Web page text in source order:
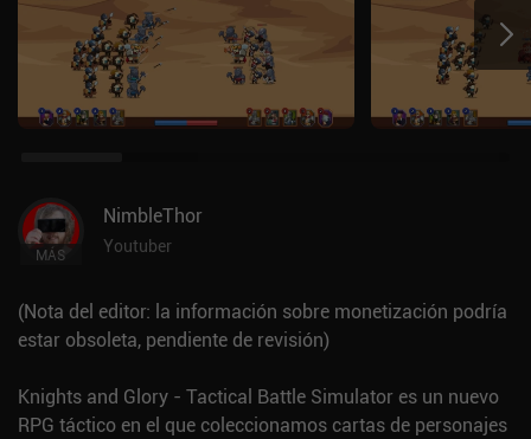
MÁS
NimbleThor
Youtuber
(Nota del editor: la información sobre monetización podría
estar obsoleta, pendiente de revisión)
Knights and Glory - Tactical Battle Simulator es un nuevo
RPG táctico en el que coleccionamos cartas de personajes